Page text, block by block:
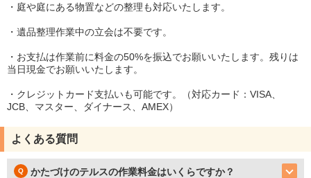
・庭や庭にある物置などの整理も対応いたします。
・遺品整理作業中の立会は不要です。
・お支払は作業前に料金の50%を振込でお願いいたします。残りは
当日現金でお願いいたします。
・クレジットカード支払いも可能です。（対応カード：VISA、
JCB、マスター、ダイナース、AMEX）
よくある質問
かたづけのテルスの作業料金はいくらですか？